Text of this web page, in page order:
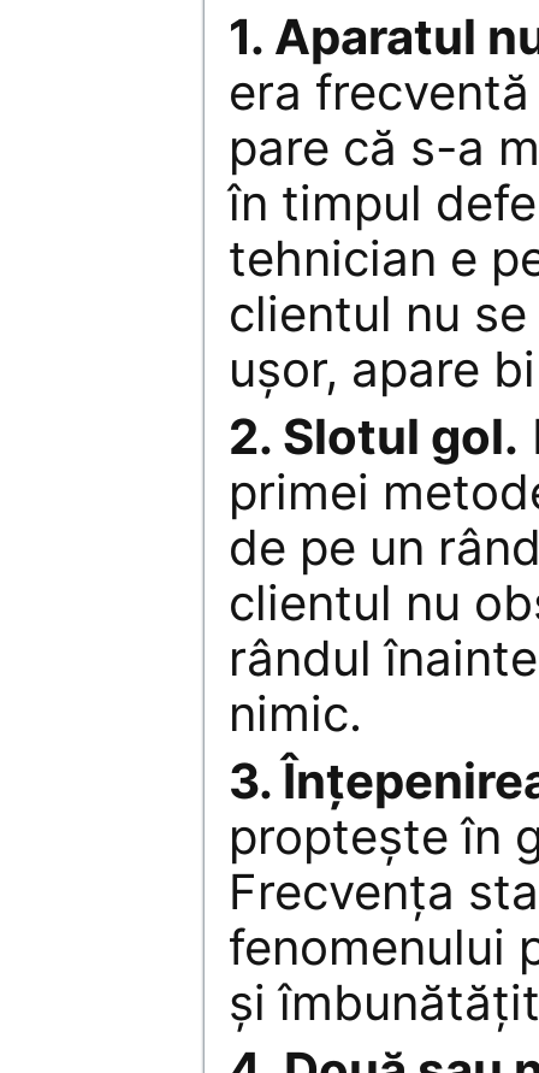
1. Aparatul
era
pare că s-a
în timpul
tehnician e
clientul nu
uşor, apare
2. Slotul gol.
primei
de pe un
clientul nu
rândul
nimic.
3.
propteşte în
Frecvenţa
fenomenului
şi